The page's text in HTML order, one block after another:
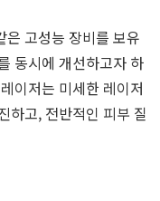
은 고성능 장비를 보유
동시에 개선하고자 하
이저는 미세한 레이저
하고, 전반적인 피부 질